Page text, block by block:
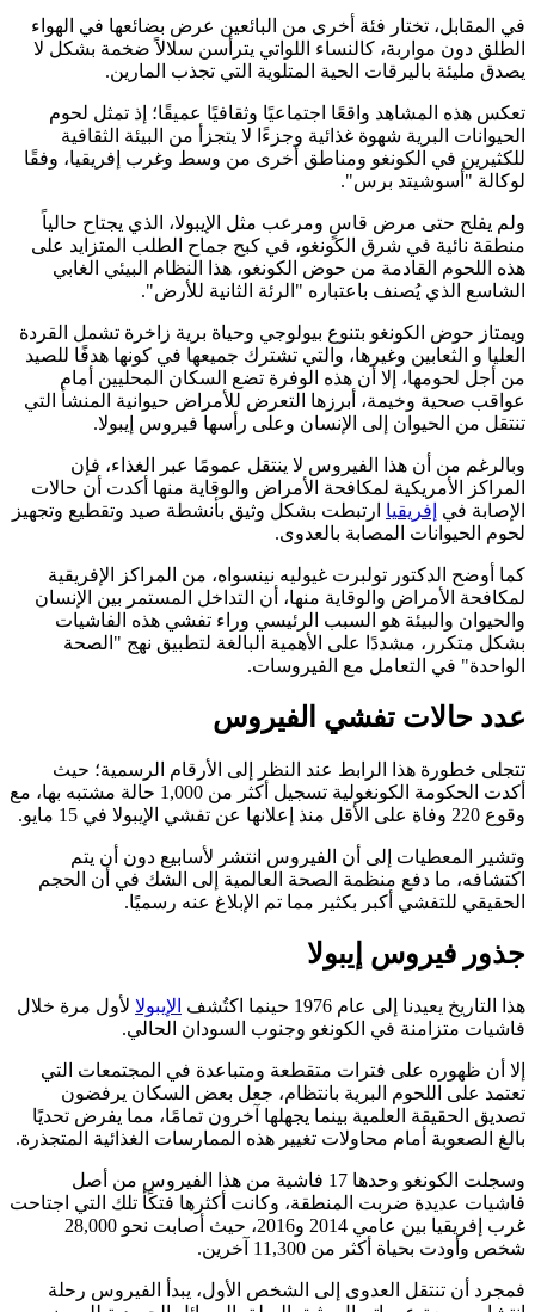
في المقابل، تختار فئة أخرى من البائعين عرض بضائعها في الهواء
الطلق دون مواربة، كالنساء اللواتي يترأسن سلالاً ضخمة بشكل لا
يصدق مليئة باليرقات الحية المتلوية التي تجذب المارين.
تعكس هذه المشاهد واقعًا اجتماعيًا وثقافيًا عميقًا؛ إذ تمثل لحوم
الحيوانات البرية شهوة غذائية وجزءًا لا يتجزأ من البيئة الثقافية
للكثيرين في الكونغو ومناطق أخرى من وسط وغرب إفريقيا، وفقًا
لوكالة "أسوشيتد برس".
ولم يفلح حتى مرض قاسٍ ومرعب مثل الإيبولا، الذي يجتاح حالياً
منطقة نائية في شرق الكونغو، في كبح جماح الطلب المتزايد على
هذه اللحوم القادمة من حوض الكونغو، هذا النظام البيئي الغابي
الشاسع الذي يُصنف باعتباره "الرئة الثانية للأرض".
ويمتاز حوض الكونغو بتنوع بيولوجي وحياة برية زاخرة تشمل القردة
العليا و الثعابين وغيرها، والتي تشترك جميعها في كونها هدفًا للصيد
من أجل لحومها، إلا أن هذه الوفرة تضع السكان المحليين أمام
عواقب صحية وخيمة، أبرزها التعرض للأمراض حيوانية المنشأ التي
تنتقل من الحيوان إلى الإنسان وعلى رأسها فيروس إيبولا.
وبالرغم من أن هذا الفيروس لا ينتقل عمومًا عبر الغذاء، فإن
المراكز الأمريكية لمكافحة الأمراض والوقاية منها أكدت أن حالات
الإصابة في إفريقياارتبطت بشكل وثيق بأنشطة صيد وتقطيع وتجهيز
لحوم الحيوانات المصابة بالعدوى.
كما أوضح الدكتور تولبرت غيوليه نينسواه، من المراكز الإفريقية
لمكافحة الأمراض والوقاية منها، أن التداخل المستمر بين الإنسان
والحيوان والبيئة هو السبب الرئيسي وراء تفشي هذه الفاشيات
بشكل متكرر، مشددًا على الأهمية البالغة لتطبيق نهج "الصحة
الواحدة" في التعامل مع الفيروسات.
عدد حالات تفشي الفيروس
تتجلى خطورة هذا الرابط عند النظر إلى الأرقام الرسمية؛ حيث
أكدت الحكومة الكونغولية تسجيل أكثر من 1,000 حالة مشتبه بها، مع
وقوع 220 وفاة على الأقل منذ إعلانها عن تفشي الإيبولا في 15 مايو.
وتشير المعطيات إلى أن الفيروس انتشر لأسابيع دون أن يتم
اكتشافه، ما دفع منظمة الصحة العالمية إلى الشك في أن الحجم
الحقيقي للتفشي أكبر بكثير مما تم الإبلاغ عنه رسميًا.
جذور فيروس إيبولا
هذا التاريخ يعيدنا إلى عام 1976 حينما اكتُشف الإيبولالأول مرة خلال
فاشيات متزامنة في الكونغو وجنوب السودان الحالي.
إلا أن ظهوره على فترات متقطعة ومتباعدة في المجتمعات التي
تعتمد على اللحوم البرية بانتظام، جعل بعض السكان يرفضون
تصديق الحقيقة العلمية بينما يجهلها آخرون تمامًا، مما يفرض تحديًا
بالغ الصعوبة أمام محاولات تغيير هذه الممارسات الغذائية المتجذرة.
وسجلت الكونغو وحدها 17 فاشية من هذا الفيروس من أصل
فاشيات عديدة ضربت المنطقة، وكانت أكثرها فتكًأ تلك التي اجتاحت
غرب إفريقيا بين عامي 2014 و2016، حيث أصابت نحو 28,000
شخص وأودت بحياة أكثر من 11,300 آخرين.
فمجرد أن تنتقل العدوى إلى الشخص الأول، يبدأ الفيروس رحلة